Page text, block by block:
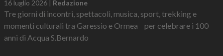
16 luglio 2026 | Redazione
Tre giorni di incontri, spettacoli, musica, sport, trekking e
momenti culturali tra Garessio e Ormea per celebrare i 100
anni di Acqua S.Bernardo